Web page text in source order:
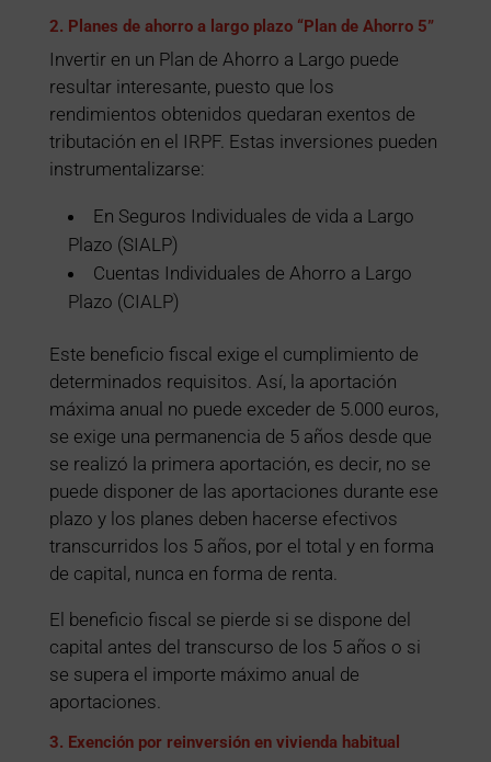
2. Planes de ahorro a largo plazo “Plan de Ahorro 5”
Invertir en un Plan de Ahorro a Largo puede
resultar interesante, puesto que los
rendimientos obtenidos quedaran exentos de
tributación en el IRPF. Estas inversiones pueden
instrumentalizarse:
En Seguros Individuales de vida a Largo
Plazo (SIALP)
Cuentas Individuales de Ahorro a Largo
Plazo (CIALP)
Este beneficio fiscal exige el cumplimiento de
determinados requisitos. Así, la aportación
máxima anual no puede exceder de 5.000 euros,
se exige una permanencia de 5 años desde que
se realizó la primera aportación, es decir, no se
puede disponer de las aportaciones durante ese
plazo y los planes deben hacerse efectivos
transcurridos los 5 años, por el total y en forma
de capital, nunca en forma de renta.
El beneficio fiscal se pierde si se dispone del
capital antes del transcurso de los 5 años o si
se supera el importe máximo anual de
aportaciones.
3. Exención por reinversión en vivienda habitual